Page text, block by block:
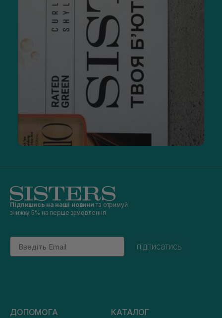
Підпишись на наші новини та отримуй
знижку 5% на перше замовлення
Email
підписатись
ДОПОМОГА КАТАЛОГ